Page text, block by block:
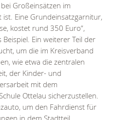
Großeinsätzen im
Eine Grundeinsatzgarnitur,
kostet rund 350 Euro“,
Ein weiterer Teil der
um die im Kreisverband
wie etwa die zentralen
der Kinder- und
mit dem
Ottelau sicherzustellen.
um den Fahrdienst für